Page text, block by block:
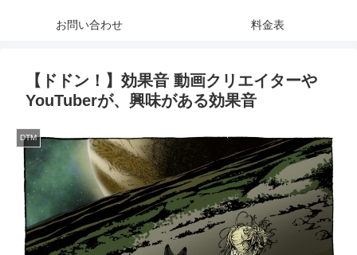
お問い合わせ 料金表
【ドドン！】効果音 動画クリエイターや
YouTuberが、興味がある効果音
DTM